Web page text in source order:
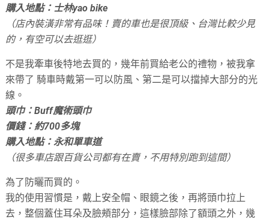
購入地點：士林yao bike
（店內裝潢非常有品味！賣的車也是很頂級、台灣比較少見
的，有空可以去逛逛）
不是我牽車後特地去買的，幾年前買給老公的禮物，被我拿
來帶了 騎車時戴第一可以防風、第二是可以擋掉大部分的光
線。
頭巾：Buff魔術頭巾
價錢：約700多塊
購入地點：永和單車道
（很多車店跟百貨公司都有在賣，不用特別跑到這間）
為了防曬而買的。
我的使用習慣是，戴上安全帽、眼鏡之後，再將頭巾拉上
去，整個蓋住耳朵及臉頰部分，這樣臉部除了額頭之外，幾